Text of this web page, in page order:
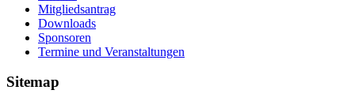
Mitgliedsantrag
Downloads
Sponsoren
Termine und Veranstaltungen
Sitemap